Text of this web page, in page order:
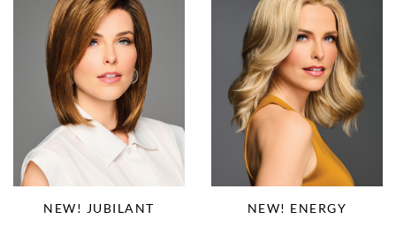
NEW! JUBILANT NEW! ENERGY